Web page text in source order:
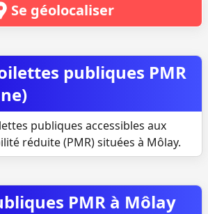
Se géolocaliser
publiques PMR
publiques accessibles aux
réduite (PMR) situées à Môlay.
PMR à Môlay